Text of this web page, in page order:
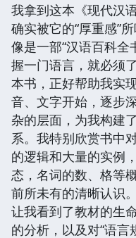
我拿到这本《现代汉
确实被它的“厚重感”
像是一部“汉语百科全
握一门语言，就必须
本书，正好帮助我实
音、文字开始，逐步
杂的层面，为我构建
系。我特别欣赏书中
的逻辑和大量的实例
态，名词的数、格等
前所未有的清晰认识
让我看到了教材的生
的分析，以及对“语言